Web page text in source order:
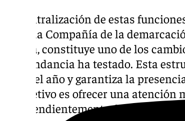
La centralización de estas
en cada Compañía de la
Sevilla, constituye uno de los
Comandancia ha testado. Esta
días del año y garantiza la
El objetivo es ofrecer una atención
independientemente del día en que